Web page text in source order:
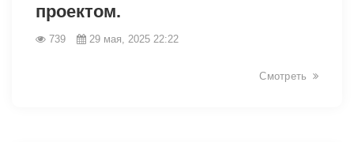
проектом.
739 29 мая, 2025 22:22
Смотреть